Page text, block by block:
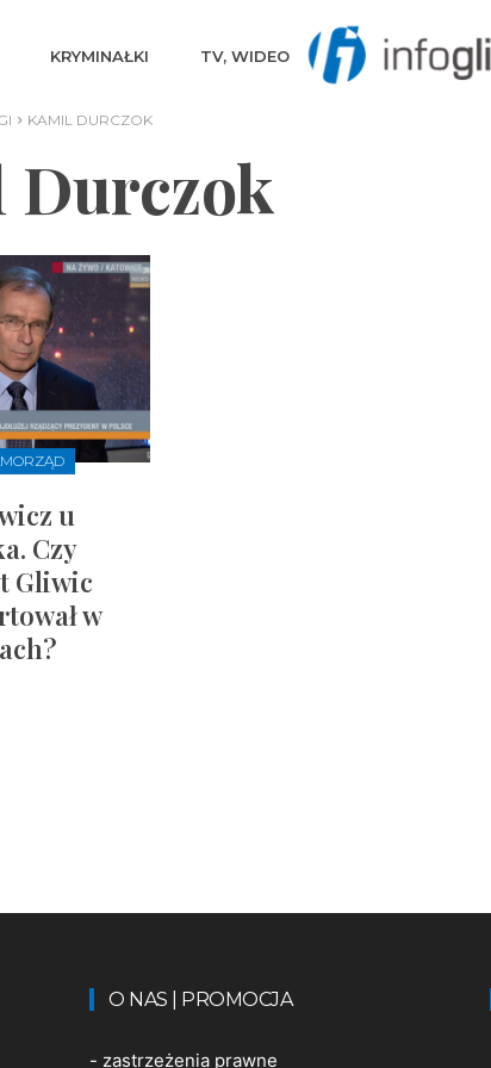
KRYMINAŁKI TV, WIDEO
KAMIL DURCZOK
Durczok
u
Czy
Gliwic
w
O NAS | PROMOCJA
- zastrzeżenia prawne